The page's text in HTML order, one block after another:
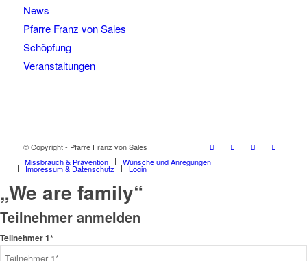
News
Pfarre Franz von Sales
Schöpfung
Veranstaltungen
© Copyright - Pfarre Franz von Sales
Missbrauch & Prävention
Wünsche und Anregungen
Impressum & Datenschutz Login
„We are family“
Teilnehmer anmelden
Teilnehmer 1*